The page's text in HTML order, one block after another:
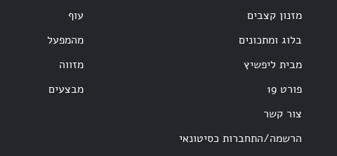
מזנון קצבים
בלוג ומתכונים
מבית ליפשיץ
פורט 19
צור קשר
הרשמה/התחברות כסיטונאי
עוף
מהמפעל
מזווה
מבצעים